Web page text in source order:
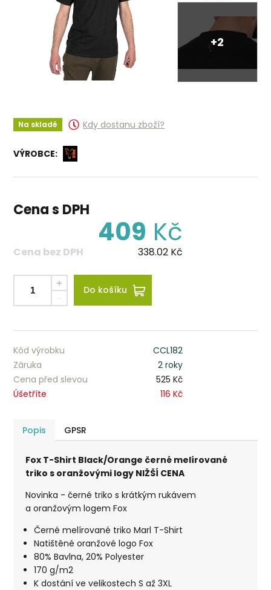
+2
Na skladě Kdy dostanu zboží?
VÝROBCE:
Cena s DPH
409 Kč
Cena bez DPH 338.02 Kč
Do košíku
Kód výrobku
CCL182
Záruka
2 roky
Cena před slevou
525 Kč
Úšetříte
116 Kč
Popis GPSR
Fox T-Shirt Black/Orange černé melírované
triko s oranžovými logy NIŽŠÍ CENA
Novinka - černé triko s krátkým rukávem
a oranžovým logem Fox
Černé melírované triko Marl T-Shirt
Natištěné oranžové logo Fox
80% Bavlna, 20% Polyester
170 g/m2
K dostání ve velikostech S až 3XL